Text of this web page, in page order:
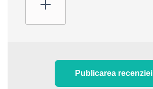
Publicarea recenziei